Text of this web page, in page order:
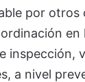
por otros
en
inspección,
a nivel